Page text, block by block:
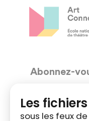
Abonnez-
Nous vous
les nouveaux